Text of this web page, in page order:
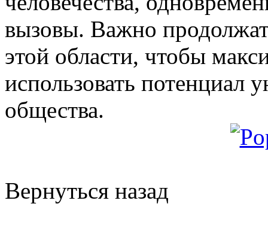
вызовы. Важно
этой области, чтобы
использовать потенциал
общества.
Вернуться назад